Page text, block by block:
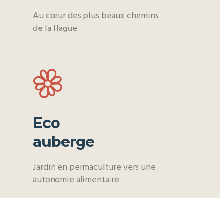
Au cœur des plus beaux chemins
de la Hague
Eco
auberge
Jardin en permaculture vers une
autonomie alimentaire